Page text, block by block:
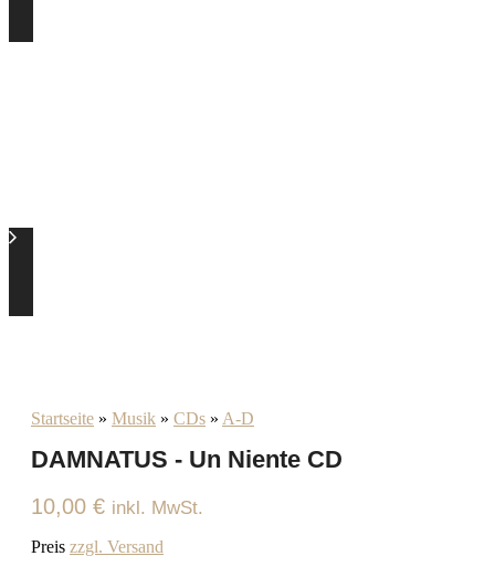
Startseite » Musik » CDs » A-D
DAMNATUS - Un Niente CD
10,00 € inkl. MwSt.
Preis zzgl. Versand